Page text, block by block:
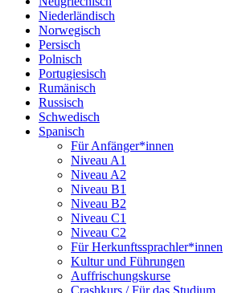
Niederländisch
Norwegisch
Persisch
Polnisch
Portugiesisch
Rumänisch
Russisch
Schwedisch
Spanisch
Für Anfänger*innen
Niveau A1
Niveau A2
Niveau B1
Niveau B2
Niveau C1
Niveau C2
Für Herkunftssprachler*innen
Kultur und Führungen
Auffrischungskurse
Crashkurs / Für das Studium